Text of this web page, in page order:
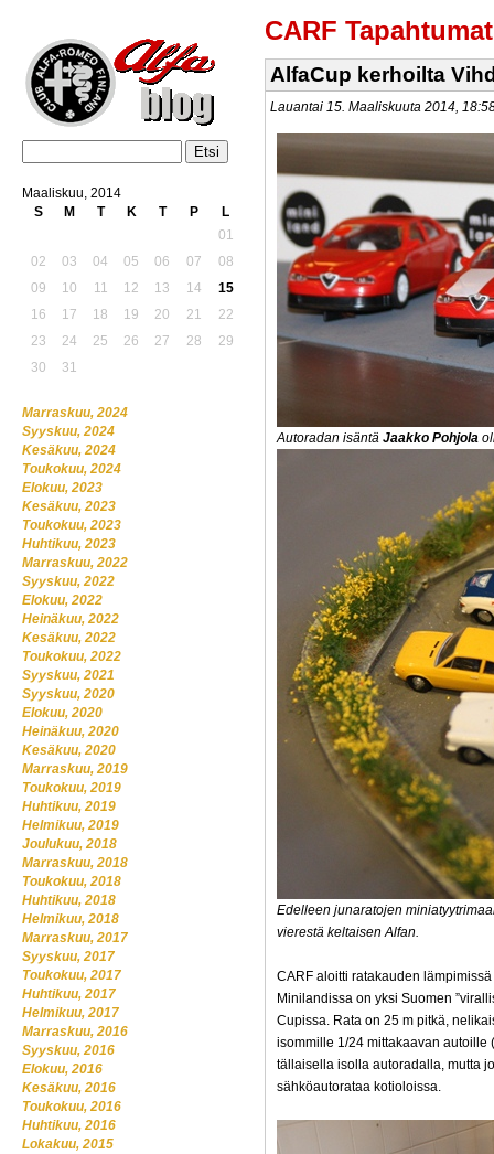
CARF Tapahtumat
AlfaCup kerhoilta
Lauantai 15. Maaliskuuta 2014,
Autoradan isäntä Jaakko Pohjola
Edelleen junaratojen
vierestä keltaisen Alfan.
CARF aloitti ratakauden
Minilandissa on yksi Suomen
Cupissa. Rata on 25 m pitkä,
isommille 1/24 mittakaavan
tällaisella isolla autoradalla, mutta
sähköautorataa kotioloissa.
Maaliskuu, 2014
S
M T K T P
L
01
02
03 04 05 06 07
08
09
10 11 12 13 14
15
16
17 18 19 20 21
22
23
24 25 26 27 28
29
30
31
Marraskuu, 2024
Syyskuu, 2024
Kesäkuu, 2024
Toukokuu, 2024
Elokuu, 2023
Kesäkuu, 2023
Toukokuu, 2023
Huhtikuu, 2023
Marraskuu, 2022
Syyskuu, 2022
Elokuu, 2022
Heinäkuu, 2022
Kesäkuu, 2022
Toukokuu, 2022
Syyskuu, 2021
Syyskuu, 2020
Elokuu, 2020
Heinäkuu, 2020
Kesäkuu, 2020
Marraskuu, 2019
Toukokuu, 2019
Huhtikuu, 2019
Helmikuu, 2019
Joulukuu, 2018
Marraskuu, 2018
Toukokuu, 2018
Huhtikuu, 2018
Helmikuu, 2018
Marraskuu, 2017
Syyskuu, 2017
Toukokuu, 2017
Huhtikuu, 2017
Helmikuu, 2017
Marraskuu, 2016
Syyskuu, 2016
Elokuu, 2016
Kesäkuu, 2016
Toukokuu, 2016
Huhtikuu, 2016
Lokakuu, 2015